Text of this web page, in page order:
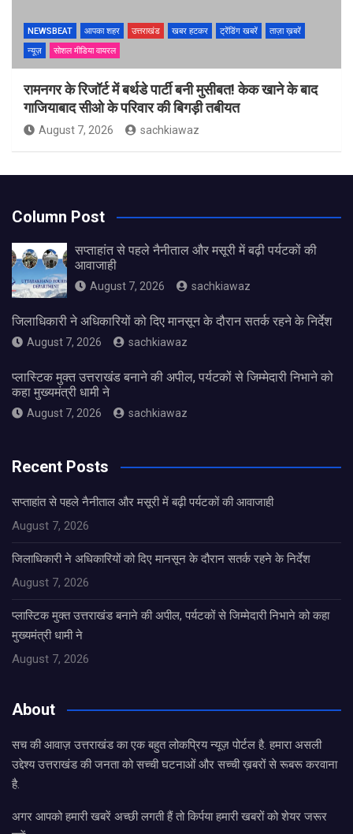
NEWSBEAT आपका शहर उत्तराखंड खबर हटकर ट्रेंडिंग खबरें
ताज़ा ख़बरें
न्यूज़
सोशल मीडिया वायरल
रामनगर के रिजॉर्ट में बर्थडे पार्टी बनी मुसीबत! केक खाने के बाद
गाजियाबाद सीओ के परिवार की बिगड़ी तबीयत
August 7, 2026 sachkiawaz
Column Post
सप्ताहांत से पहले नैनीताल और मसूरी में बढ़ी पर्यटकों की
आवाजाही
August 7, 2026 sachkiawaz
जिलाधिकारी ने अधिकारियों को दिए मानसून के दौरान सतर्क रहने के निर्देश
August 7, 2026 sachkiawaz
प्लास्टिक मुक्त उत्तराखंड बनाने की अपील, पर्यटकों से जिम्मेदारी निभाने को
कहा मुख्यमंत्री धामी ने
August 7, 2026 sachkiawaz
Recent Posts
सप्ताहांत से पहले नैनीताल और मसूरी में बढ़ी पर्यटकों की आवाजाही
August 7, 2026
जिलाधिकारी ने अधिकारियों को दिए मानसून के दौरान सतर्क रहने के निर्देश
August 7, 2026
प्लास्टिक मुक्त उत्तराखंड बनाने की अपील, पर्यटकों से जिम्मेदारी निभाने को कहा
मुख्यमंत्री धामी ने
August 7, 2026
About
सच की आवाज़ उत्तराखंड का एक बहुत लोकप्रिय न्यूज़ पोर्टल है. हमारा असली
उद्देश्य उत्तराखंड की जनता को सच्ची घटनाओं और सच्ची ख़बरों से रूबरू करवाना
है.
अगर आपको हमारी खबरें अच्छी लगती हैं तो किर्पया हमारी खबरों को शेयर जरूर